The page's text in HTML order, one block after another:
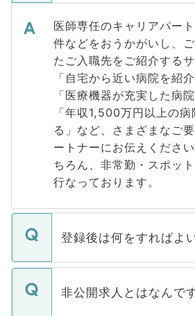
医師専任のキャリアパー
件などをおうかがいし、
たご入職先をご紹介するサ
「自宅から近い病院を紹
「医療機器が充実した病
「年収1,500万円以上の
る」など、さまざまなご
ートナーにお伝えくださ
ちろん、非常勤・スポッ
行なっております。
登録後は何をすればよ
ご登録いただきましたら
登録内容を確認し、その
非公開求人とはなんで